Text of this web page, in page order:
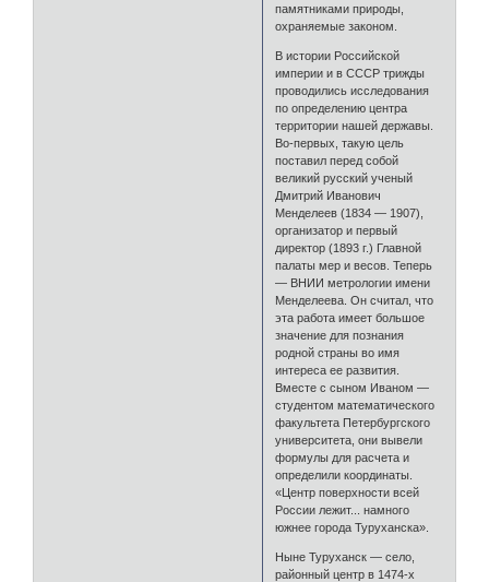
памятниками природы,
охраняемые законом.
В истории Российской
империи и в СССР трижды
проводились исследования
по определению центра
территории нашей державы.
Во-первых, такую цель
поставил перед собой
великий русский ученый
Дмитрий Иванович
Менделеев (1834 — 1907),
организатор и первый
директор (1893 г.) Главной
палаты мер и весов. Теперь
— ВНИИ метрологии имени
Менделеева. Он считал, что
эта работа имеет большое
значение для познания
родной страны во имя
интереса ее развития.
Вместе с сыном Иваном —
студентом математического
факультета Петербургского
университета, они вывели
формулы для расчета и
определили координаты.
«Центр поверхности всей
России лежит... намного
южнее города Туруханска».
Ныне Туруханск — село,
районный центр в 1474-х